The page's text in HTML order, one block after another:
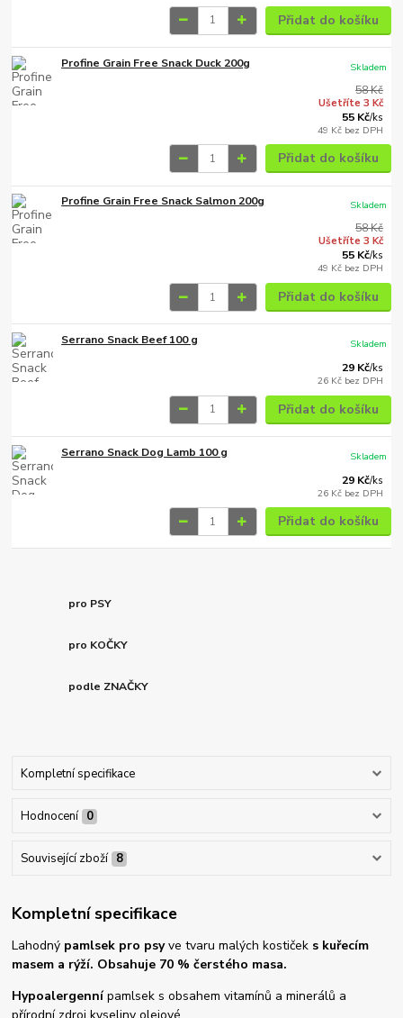
Přidat do košíku
Profine Grain Free Snack Duck 200g
58 Kč
Ušetříte 3 Kč
55 Kč/ks
49 Kč bez DPH
Skladem
Přidat do košíku
Profine Grain Free Snack Salmon 200g
58 Kč
Ušetříte 3 Kč
55 Kč/ks
49 Kč bez DPH
Skladem
Přidat do košíku
Serrano Snack Beef 100 g
29 Kč/ks
26 Kč bez DPH
Skladem
Přidat do košíku
Serrano Snack Dog Lamb 100 g
29 Kč/ks
26 Kč bez DPH
Skladem
Přidat do košíku
pro PSY
pro KOČKY
podle ZNAČKY
Kompletní specifikace
Hodnocení 0
Související zboží 8
Kompletní specifikace
Lahodný pamlsek pro psyve tvaru malých kostiček s kuřecím
masem a rýží. Obsahuje 70 % čerstého masa.
Hypoalergennípamlsek s obsahem vitamínů a minerálů a